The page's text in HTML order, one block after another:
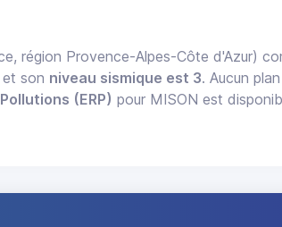
région Provence-Alpes-Côte d'Azur)
et son niveau sismique est 3. Aucun
(ERP) pour MISON est